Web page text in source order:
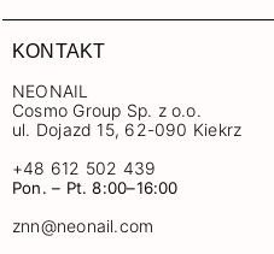
KONTAKT
NEONAIL
Cosmo Group Sp. z o.o.
ul. Dojazd 15, 62-090 Kiekrz
+48 612 502 439
Pon. – Pt. 8:00–16:00
znn@neonail.com